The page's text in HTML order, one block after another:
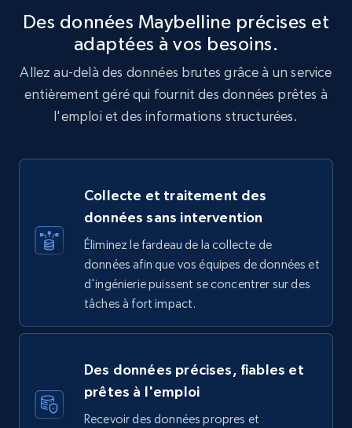
Des données Maybelline précises et
adaptées à vos besoins.
Allez au-delà des données brutes grâce à un service
entièrement géré qui fournit des données prêtes à
l'emploi et des informations structurées.
Collecte et traitement des
données sans intervention
Éliminez le fardeau de la collecte de
données afin que vos équipes de données et
d'ingénierie puissent se concentrer sur des
tâches à fort impact.
Des données précises, fiables et
prêtes à l'emploi
Recevoir des données propres et